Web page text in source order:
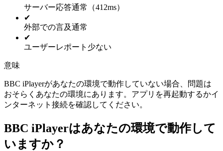
サーバー応答通常（412ms）
✔
外部での言及通常
✔
ユーザーレポート 少ない
意味
BBC iPlayerがあなたの環境で動作していない場合、問題は
おそらくあなたの環境にあります。アプリを再起動するかイ
ンターネット接続を確認してください。
BBC iPlayerはあなたの環境で動作して
いますか？